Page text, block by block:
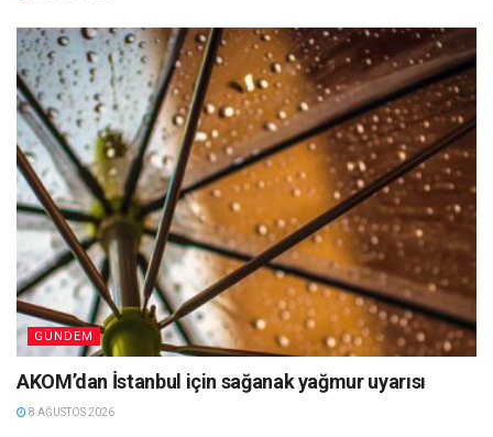
GÜNDEM
AKOM’dan İstanbul için sağanak yağmur uyarısı
8 AĞUSTOS 2026